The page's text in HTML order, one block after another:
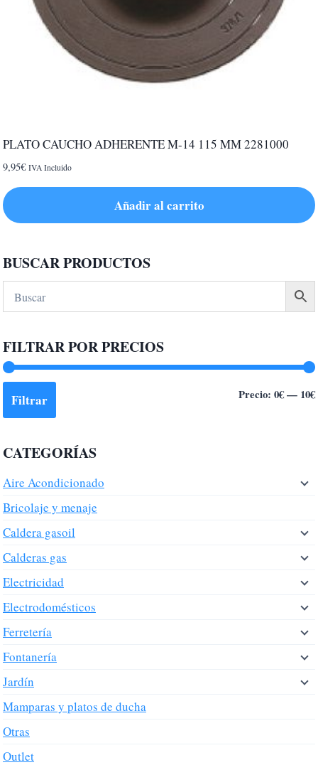
PLATO CAUCHO ADHERENTE M-14 115 MM 2281000
9,95€ IVA Incluido
Añadir al carrito
BUSCAR PRODUCTOS
FILTRAR POR PRECIOS
Filtrar Precio: 0€— 10€
CATEGORÍAS
Aire Acondicionado
Bricolaje y menaje
Caldera gasoil
Calderas gas
Electricidad
Electrodomésticos
Ferretería
Fontanería
Jardín
Mamparas y platos de ducha
Otras
Outlet